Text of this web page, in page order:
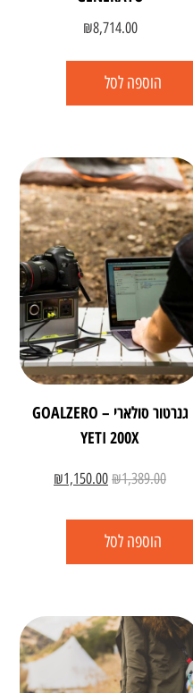
₪8,714.00
הוספה לסל
גנרטור סולארי – GOALZERO
YETI 200X
₪1,389.00
₪1,150.00
הוספה לסל